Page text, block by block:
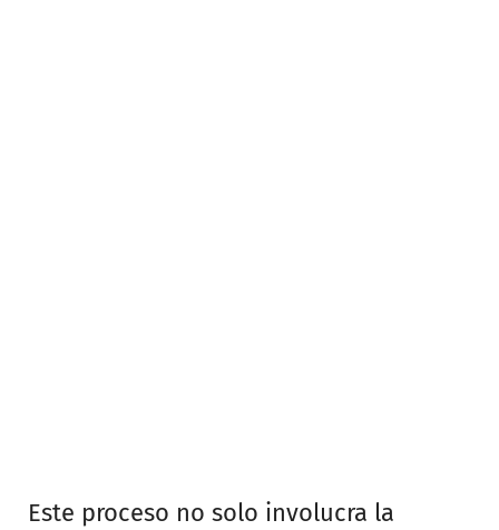
Este proceso no solo involucra la